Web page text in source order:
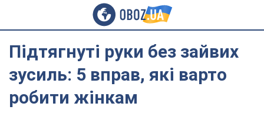
Підтягнуті руки без зайвих
зусиль: 5 вправ, які варто
робити жінкам